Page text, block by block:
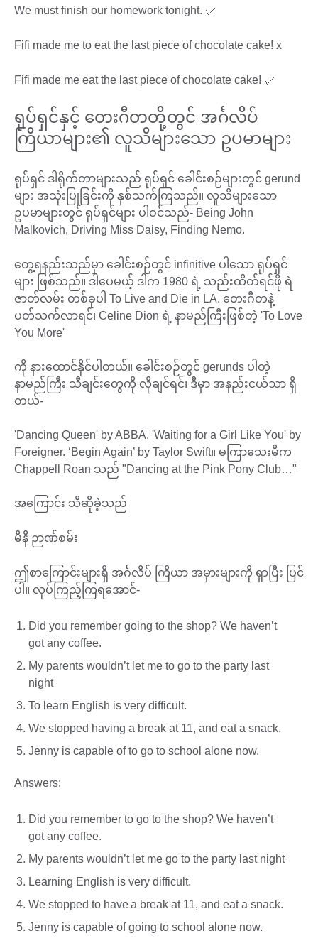
We must finish our homework tonight. ​​✓​​
Fifi made me to eat the last piece of chocolate cake! x
Fifi made me eat the last piece of chocolate cake! ​​✓​​
ရုပ်ရှင်နှင့် တေးဂီတတို့တွင် အင်္ဂလိပ်
ကြိယာများ၏ လူသိများသော ဥပမာများ
ရုပ်ရှင် ဒါရိုက်တာများသည် ရုပ်ရှင် ခေါင်းစဉ်များတွင် gerund
များ အသုံးပြုခြင်းကို နှစ်သက်ကြသည်။ လူသိများသော
ဥပမာများတွင် ရုပ်ရှင်များ ပါဝင်သည်- Being John
Malkovich, Driving Miss Daisy, Finding Nemo.
တွေ့ရနည်းသည်မှာ ခေါင်းစဉ်တွင် infinitive ပါသော ရုပ်ရှင်
များ ဖြစ်သည်။ ဒါပေမယ့် ဒါက 1980 ရဲ့ သည်းထိတ်ရင်ဖို ရဲ
ဇာတ်လမ်း တစ်ခုပါ To Live and Die in LA. တေးဂီတနဲ့
ပတ်သက်လာရင်၊ Celine Dion ရဲ့ နာမည်ကြီးဖြစ်တဲ့ 'To Love
You More'
ကို နားထောင်နိုင်ပါတယ်။ ခေါင်းစဉ်တွင် gerunds ပါတဲ့
နာမည်ကြီး သီချင်းတွေကို လိုချင်ရင်၊ ဒီမှာ အနည်းငယ်သာ ရှိ
တယ်-
'Dancing Queen' by ABBA, 'Waiting for a Girl Like You' by
Foreigner. ‘Begin Again’ by Taylor Swift။ မကြာသေးမီက
Chappell Roan သည် "Dancing at the Pink Pony Club…"
အကြောင်း သီဆိုခဲ့သည်
မီနီ ဉာဏ်စမ်း
ဤစာကြောင်းများရှိ အင်္ဂလိပ် ကြိယာ အမှားများကို ရှာပြီး ပြင်
ပါ။ လုပ်ကြည့်ကြရအောင်-
Did you remember going to the shop? We haven’t
got any coffee.
My parents wouldn’t let me to go to the party last
night
To learn English is very difficult.
We stopped having a break at 11, and eat a snack.
Jenny is capable of to go to school alone now.
Answers:
Did you remember to go to the shop? We haven’t
got any coffee.
My parents wouldn’t let me go to the party last night
Learning English is very difficult.
We stopped to have a break at 11, and eat a snack.
Jenny is capable of going to school alone now.